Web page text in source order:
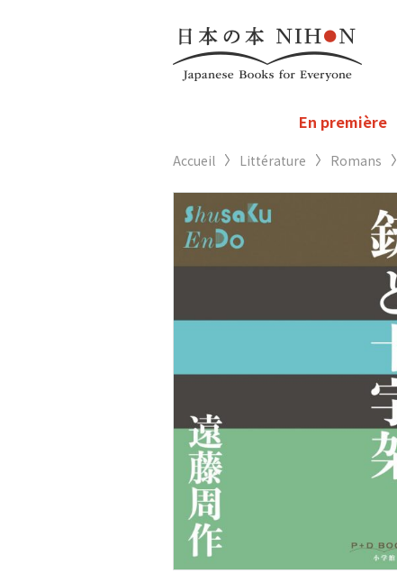
En première
Accueil Littérature Romans